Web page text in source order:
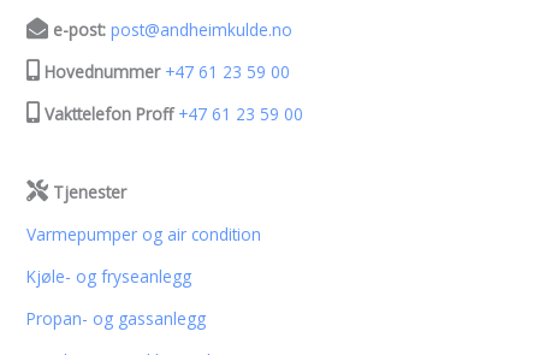
e-post: post@andheimkulde.no
Hovednummer +47 61 23 59 00
Vakttelefon Proff +47 61 23 59 00
Tjenester
Varmepumper og air condition
Kjøle- og fryseanlegg
Propan- og gassanlegg